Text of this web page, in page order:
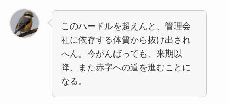
このハードルを超えんと、管理会
社に依存する体質から抜け出され
へん。今がんばっても、来期以
降、また赤字への道を進むことに
なる。